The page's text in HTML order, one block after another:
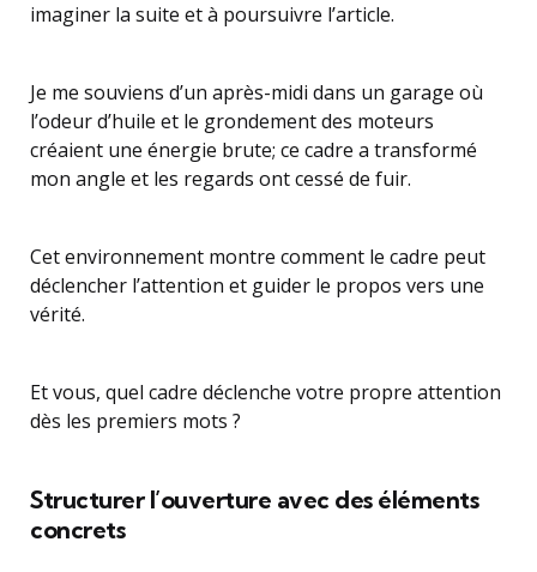
imaginer la suite et à poursuivre l’article.
Je me souviens d’un après-midi dans un garage où
l’odeur d’huile et le grondement des moteurs
créaient une énergie brute; ce cadre a transformé
mon angle et les regards ont cessé de fuir.
Cet environnement montre comment le cadre peut
déclencher l’attention et guider le propos vers une
vérité.
Et vous, quel cadre déclenche votre propre attention
dès les premiers mots ?
Structurer l’ouverture avec des éléments
concrets